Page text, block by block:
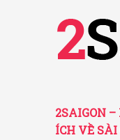
2SAIGON
ÍCH VỀ SÀI